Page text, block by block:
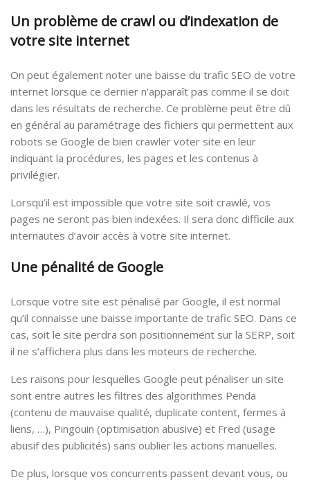
Un problème de crawl ou d’indexation de
votre site internet
On peut également noter une baisse du trafic SEO de votre
internet lorsque ce dernier n’apparaît pas comme il se doit
dans les résultats de recherche. Ce problème peut être dû
en général au paramétrage des fichiers qui permettent aux
robots se Google de bien crawler voter site en leur
indiquant la procédures, les pages et les contenus à
privilégier.
Lorsqu’il est impossible que votre site soit crawlé, vos
pages ne seront pas bien indexées. Il sera donc difficile aux
internautes d’avoir accès à votre site internet.
Une pénalité de Google
Lorsque votre site est pénalisé par Google, il est normal
qu’il connaisse une baisse importante de trafic SEO. Dans ce
cas, soit le site perdra son positionnement sur la SERP, soit
il ne s’affichera plus dans les moteurs de recherche.
Les raisons pour lesquelles Google peut pénaliser un site
sont entre autres les filtres des algorithmes Penda
(contenu de mauvaise qualité, duplicate content, fermes à
liens, …), Pingouin (optimisation abusive) et Fred (usage
abusif des publicités) sans oublier les actions manuelles.
De plus, lorsque vos concurrents passent devant vous, ou